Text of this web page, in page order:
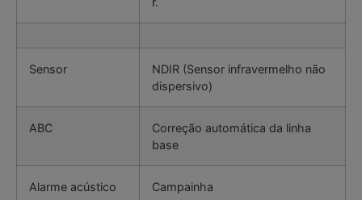
Sensor
NDIR (Sensor infravermelho não
dispersivo)
ABC
Correção automática da linha
base
Alarme acústico Campainha